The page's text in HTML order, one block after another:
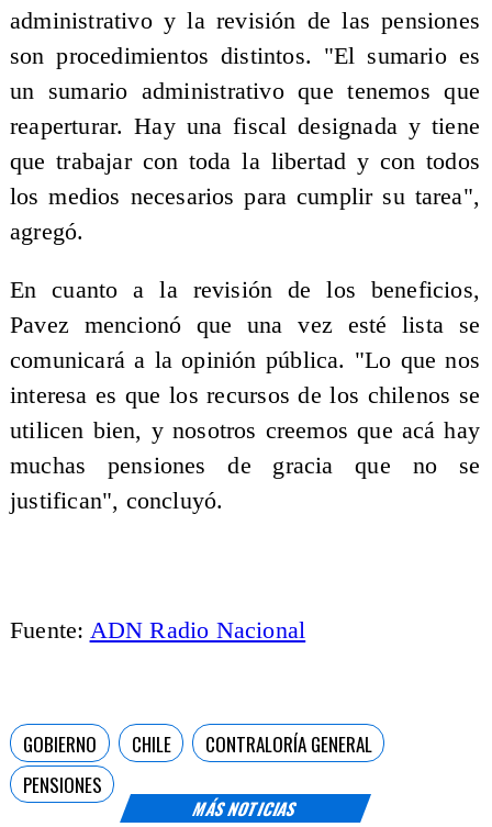
MÁS NOTICIAS
administrativo y la revisión de las pensiones
son procedimientos distintos. "El sumario es
un sumario administrativo que tenemos que
reaperturar. Hay una fiscal designada y tiene
que trabajar con toda la libertad y con todos
los medios necesarios para cumplir su tarea",
agregó.
En cuanto a la revisión de los beneficios,
Pavez mencionó que una vez esté lista se
comunicará a la opinión pública. "Lo que nos
interesa es que los recursos de los chilenos se
utilicen bien, y nosotros creemos que acá hay
muchas pensiones de gracia que no se
justifican", concluyó.
Fuente: ADN Radio Nacional
GOBIERNO CHILE
CONTRALORÍA GENERAL
PENSIONES